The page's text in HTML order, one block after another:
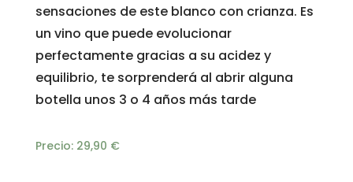
sensaciones de este blanco con crianza. Es
un vino que puede evolucionar
perfectamente gracias a su acidez y
equilibrio, te sorprenderá al abrir alguna
botella unos 3 o 4 años más tarde
Precio: 29,90 €